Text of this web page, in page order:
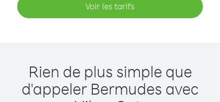
Voir les tarifs
Rien de plus simple que
d'appeler Bermudes avec